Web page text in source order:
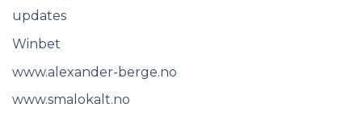
updates
Winbet
www.alexander-berge.no
www.smalokalt.no